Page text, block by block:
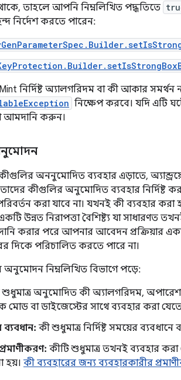
তাহলে আপনি নিম্নলিখিত পদ্ধতিতে
নির্দেশ করতে পারেন:
নির্দিষ্ট অ্যালগরিদম বা কী আকার সমর্থন
নিক্ষেপ করবে। যদি এটি
আমদানি করুন।
কীগুলির অননুমোদিত ব্যবহার এড়াতে,
কীগুলির অনুমোদিত ব্যবহার নির্দিষ্ট
করা যাবে না। যখনই কী ব্যবহার
উন্নত নিরাপত্তা বৈশিষ্ট্য যা
করার পরে আপনার আবেদন প্রক্রিয়ার
দিকে পরিচালিত করতে পারে না।
অনুমোদন নিম্নলিখিত বিভাগে পড়ে:
অনুমোদিত কী অ্যালগরিদম, অপারেশন
মোড বা ডাইজেস্টের সাথে ব্যবহার করা
ব্যবধান: কী শুধুমাত্র নির্দিষ্ট সময়ের
কীটি শুধুমাত্র তখনই ব্যবহার করা
হয়। কী ব্যবহারের জন্য ব্যবহারকারীর